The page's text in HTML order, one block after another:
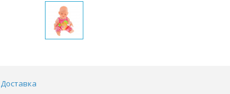
Доставка